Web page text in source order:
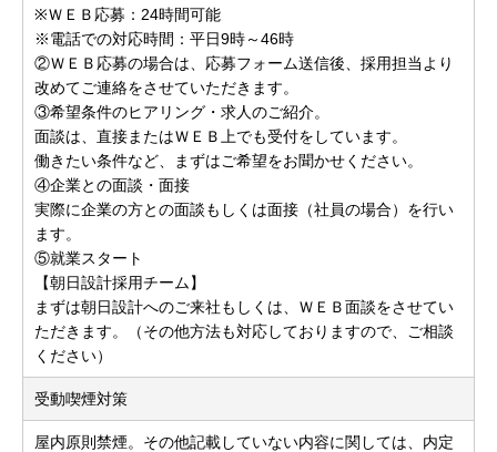
※ＷＥＢ応募：24時間可能
※電話での対応時間：平日9時～46時
②ＷＥＢ応募の場合は、応募フォーム送信後、採用担当より
改めてご連絡をさせていただきます。
③希望条件のヒアリング・求人のご紹介。
面談は、直接またはＷＥＢ上でも受付をしています。
働きたい条件など、まずはご希望をお聞かせください。
④企業との面談・面接
実際に企業の方との面談もしくは面接（社員の場合）を行い
ます。
⑤就業スタート
【朝日設計採用チーム】
まずは朝日設計へのご来社もしくは、ＷＥＢ面談をさせてい
ただきます。（その他方法も対応しておりますので、ご相談
ください）
受動喫煙対策
屋内原則禁煙。その他記載していない内容に関しては、内定